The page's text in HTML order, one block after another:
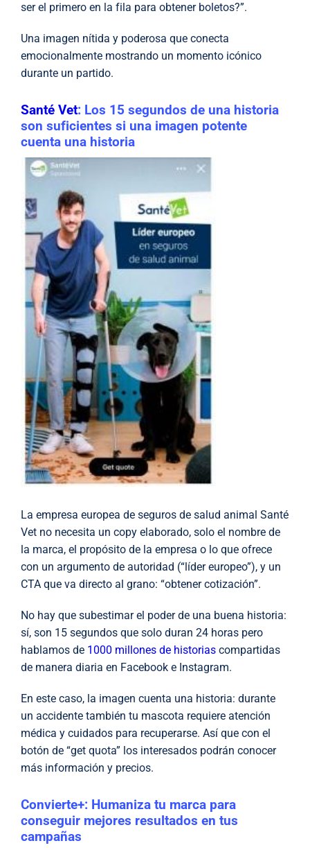
ser el primero en la fila para obtener boletos?”.
Una imagen nítida y poderosa que conecta
emocionalmente mostrando un momento icónico
durante un partido.
Santé Vet: Los 15 segundos de una historia
son suficientes si una imagen potente
cuenta una historia
La empresa europea de seguros de salud animal Santé
Vet no necesita un copy elaborado, solo el nombre de
la marca, el propósito de la empresa o lo que ofrece
con un argumento de autoridad (“líder europeo”), y un
CTA que va directo al grano: “obtener cotización”.
No hay que subestimar el poder de una buena historia:
sí, son 15 segundos que solo duran 24 horas pero
hablamos de 1000 millones de historias compartidas
de manera diaria en Facebook e Instagram.
En este caso, la imagen cuenta una historia: durante
un accidente también tu mascota requiere atención
médica y cuidados para recuperarse. Así que con el
botón de “get quota” los interesados podrán conocer
más información y precios.
Convierte+: Humaniza tu marca para
conseguir mejores resultados en tus
campañas